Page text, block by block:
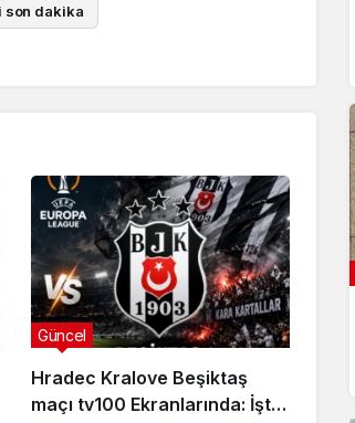
son dakika
Hradec Kralove Beşiktaş
maçı tv100 Ekranlarında: İşte
Güncel